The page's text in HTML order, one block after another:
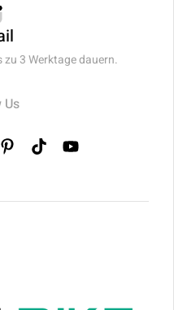
3 Werktage dauern.
Us